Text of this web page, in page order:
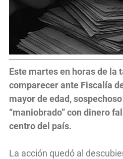
Este martes en horas de la
comparecer ante Fiscalía
mayor de edad,
“maniobrado” con dinero
centro del país.
La acción quedó al